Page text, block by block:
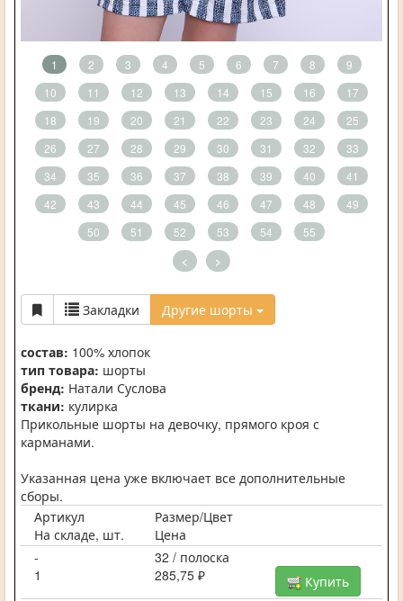
1 2 3 4 5 6 7 8
9
10
11 12 13 14 15 16
17
18
19 20 21 22 23 24
25
26
27 28 29 30 31 32
33
34
35 36 37 38 39 40
41
42
43 44 45 46 47 48
49
50
51 52 53 54 55
< >
Закладки Другие шорты
состав: 100% хлопок
тип товара: шорты
бренд: Натали Суслова
ткани: кулирка
Прикольные шорты на девочку, прямого кроя с
карманами.
Указанная цена уже включает все дополнительные
сборы.
Артикул
Размер/Цвет
На складе, шт.
Цена
-
32 / полоска
1
285,75 ₽
Купить